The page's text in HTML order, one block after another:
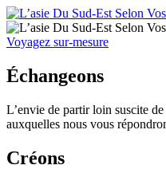
Voyagez sur-mesure
Échangeons
L’envie de partir loin suscite
auxquelles nous vous
Créons